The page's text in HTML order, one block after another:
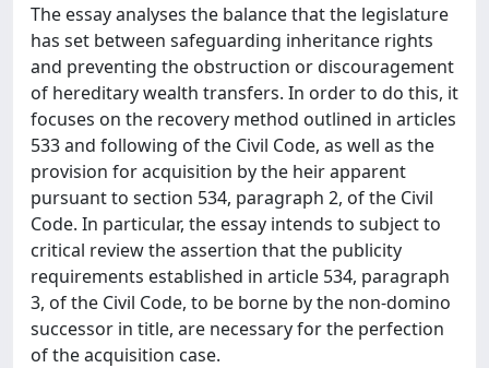
The essay analyses the balance that the legislature
has set between safeguarding inheritance rights
and preventing the obstruction or discouragement
of hereditary wealth transfers. In order to do this, it
focuses on the recovery method outlined in articles
533 and following of the Civil Code, as well as the
provision for acquisition by the heir apparent
pursuant to section 534, paragraph 2, of the Civil
Code. In particular, the essay intends to subject to
critical review the assertion that the publicity
requirements established in article 534, paragraph
3, of the Civil Code, to be borne by the non-domino
successor in title, are necessary for the perfection
of the acquisition case.